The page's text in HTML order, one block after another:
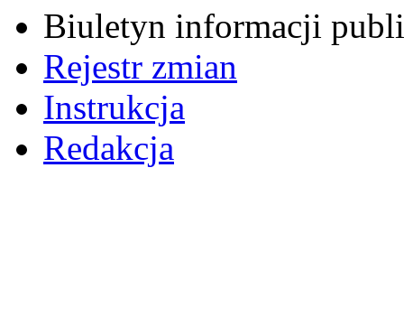
Biuletyn informacji
Rejestr zmian
Instrukcja
Redakcja